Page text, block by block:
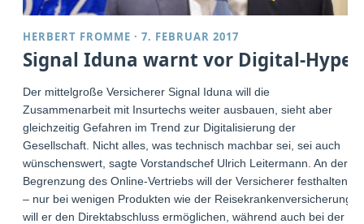
HERBERT FROMME ·7. FEBRUAR 2017
Signal Iduna warnt vor Digital-Hype
Der mittelgroße Versicherer Signal Iduna will die
Zusammenarbeit mit Insurtechs weiter ausbauen, sieht aber
gleichzeitig Gefahren im Trend zur Digitalisierung der
Gesellschaft. Nicht alles, was technisch machbar sei, sei auch
wünschenswert, sagte Vorstandschef Ulrich Leitermann. An der
Begrenzung des Online-Vertriebs will der Versicherer festhalten
– nur bei wenigen Produkten wie der Reisekrankenversicherung
will er den Direktabschluss ermöglichen, während auch bei der